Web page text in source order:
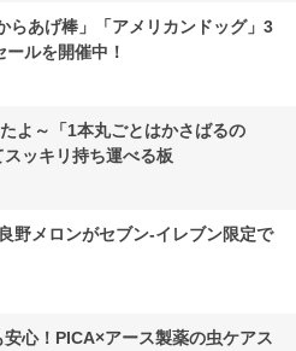
らあげ棒」「アメリカンドッグ」3
ルを開催中！
よ～「1本丸ごとはかさばるの
ッキリ持ち運べる板
メロンがセブン‐イレブン限定で
心！PICA×アース製薬の虫ケアス